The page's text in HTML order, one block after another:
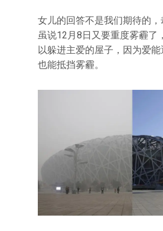
女儿的回答不是我们期待的，
虽说12月8日又要重度雾霾了
以躲进主爱的屋子，因为爱能
也能抵挡雾霾。